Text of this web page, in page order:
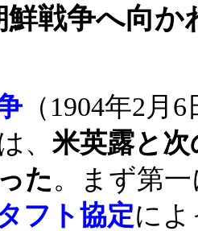
戦争へ向か
（1904年2月
、 米英露と
た。まず第
フト協定に